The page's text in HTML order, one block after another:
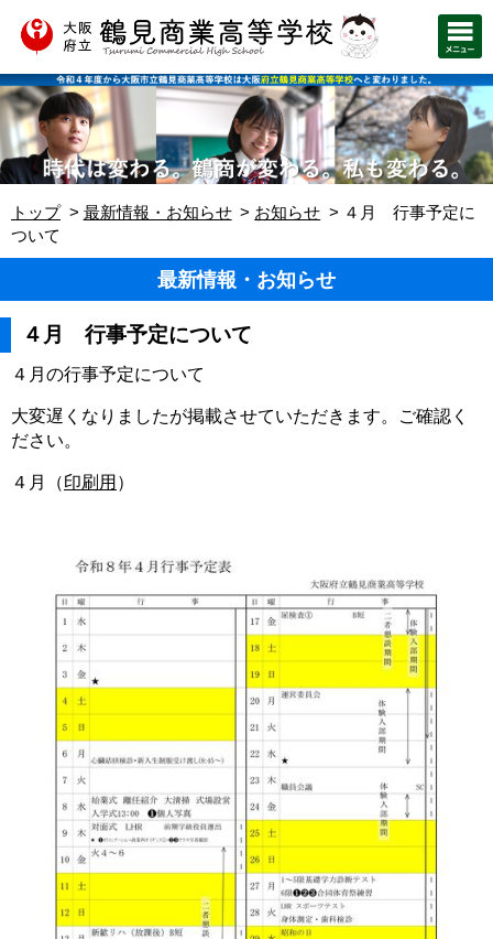
トップ 最新情報・お知らせ お知らせ
４月 行事予定に
ついて
最新情報・お知らせ
４月 行事予定について
４月の行事予定について
大変遅くなりましたが掲載させていただきます。ご確認く
ださい。
４月（印刷用 ）